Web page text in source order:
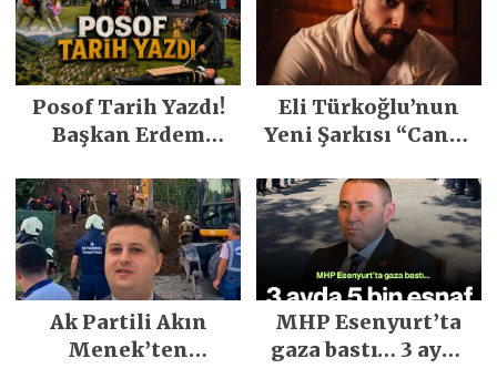
Posof Tarih Yazdı!
Başkan Erdem
Emeğiyle Son
Yılların En Büyük
Festivali
Gerçekleşti
Eli Türkoğlu’nun
Yeni Şarkısı “Canın
İlgi Gördü!..
Ak Partili Akın
Menek’ten
MHP Esenyurt’ta
gaza bastı… 3 ayda